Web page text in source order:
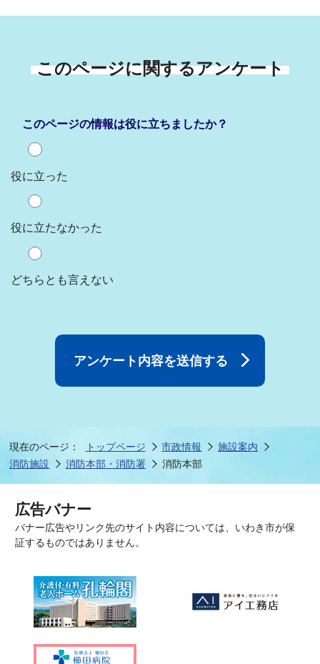
このページに関するアンケート
このページの情報は役に立ちましたか？
役に立った
役に立たなかった
どちらとも言えない
現在のページ： トップページ 市政情報
施設案内
消防施設
消防本部・消防署 消防本部
広告バナー
バナー広告やリンク先のサイト内容については、いわき市が保
証するものではありません。